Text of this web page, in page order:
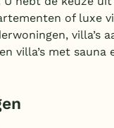
of luxe
villa’s
villa’s met sauna